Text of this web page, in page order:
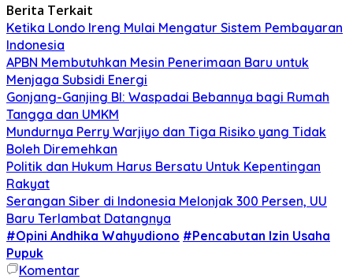
Berita Terkait
Ketika Londo Ireng Mulai Mengatur Sistem Pembayaran
Indonesia
APBN Membutuhkan Mesin Penerimaan Baru untuk
Menjaga Subsidi Energi
Gonjang-Ganjing BI: Waspadai Bebannya bagi Rumah
Tangga dan UMKM
Mundurnya Perry Warjiyo dan Tiga Risiko yang Tidak
Boleh Diremehkan
Politik dan Hukum Harus Bersatu Untuk Kepentingan
Rakyat
Serangan Siber di Indonesia Melonjak 300 Persen, UU
Baru Terlambat Datangnya
#Opini Andhika Wahyudiono #Pencabutan Izin Usaha
Pupuk
Komentar